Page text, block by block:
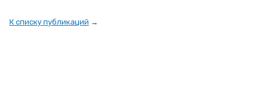
К списку публикаций →